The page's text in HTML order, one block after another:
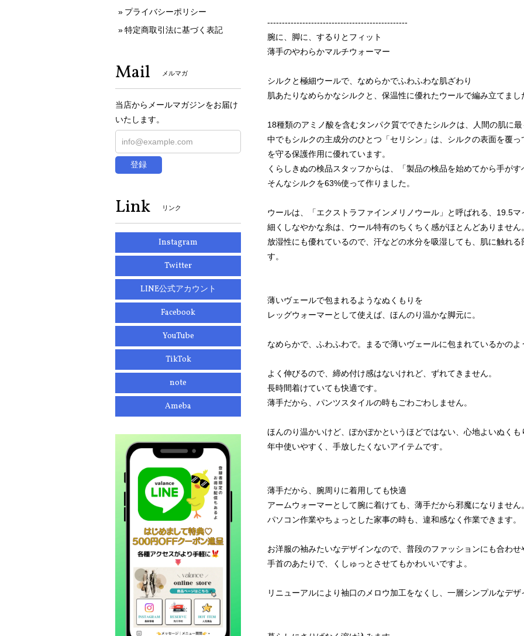
------------------------------------------------
腕に、脚に、するりとフィット
薄手のやわらかマルチウォーマー
シルクと極細ウールで、なめらかでふわふわな肌ざわり
肌あたりなめらかなシルクと、保温性に優れたウールで編み立てまし
18種類のアミノ酸を含むタンパク質でできたシルクは、人間の肌に
中でもシルクの主成分のひとつ「セリシン」は、シルクの表面を覆
を守る保護作用に優れています。
くらしきぬの検品スタッフからは、「製品の検品を始めてから手が
そんなシルクを63%使って作りました。
ウールは、「エクストラファインメリノウール」と呼ばれる、19.5
細くしなやかな糸は、ウール特有のちくちく感がほとんどありません
放湿性にも優れているので、汗などの水分を吸湿しても、肌に触れ
す。
薄いヴェールで包まれるようなぬくもりを
レッグウォーマーとして使えば、ほんのり温かな脚元に。
なめらかで、ふわふわで。まるで薄いヴェールに包まれているかの
よく伸びるので、締め付け感はないけれど、ずれてきません。
長時間着けていても快適です。
薄手だから、パンツスタイルの時もごわごわしません。
ほんのり温かいけど、ぽかぽかというほどではない、心地よいぬくも
年中使いやすく、手放したくないアイテムです。
薄手だから、腕周りに着用しても快適
アームウォーマーとして腕に着けても、薄手だから邪魔になりません
パソコン作業やちょっとした家事の時も、違和感なく作業できます。
お洋服の袖みたいなデザインなので、普段のファッションにも合わせ
手首のあたりで、くしゅっとさせてもかわいいですよ。
リニューアルにより袖口のメロウ加工をなくし、一層シンプルなデ
プライバシーポリシー
特定商取引法に基づく表記
Mail メルマガ
当店からメールマガジンをお届け
いたします。
登録
Link リンク
Instagram
Twitter
LINE公式アカウント
Facebook
YouTube
TikTok
note
Ameba